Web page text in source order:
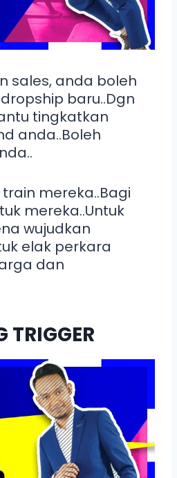
sales, anda boleh
baru..Dgn
tingkatkan
anda..Boleh
mereka..Bagi
mereka..Untuk
wujudkan
elak perkara
dan